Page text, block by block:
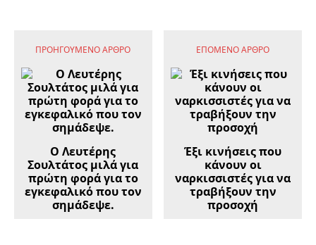
ΠΡΟΗΓΟΎΜΕΝΟ ΆΡΘΡΟ
Ο Λευτέρης
Σουλτάτος μιλά για
πρώτη φορά για το
εγκεφαλικό που τον
σημάδεψε.
ΕΠΌΜΕΝΟ ΆΡΘΡΟ
Έξι κινήσεις που
κάνουν οι
ναρκισσιστές για να
τραβήξουν την
προσοχή